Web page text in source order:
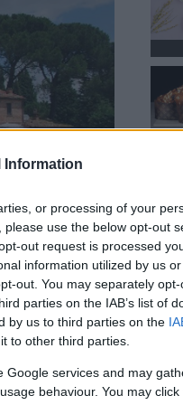
Information
or processing of your
use the below opt-out
out request is processed
information utilized by us
out. You may separately
parties on the IAB’s list of
by us to third parties on the
to other third parties.
services and may
behaviour. You may
30, Chiusi
con centro
e assaporare
alla